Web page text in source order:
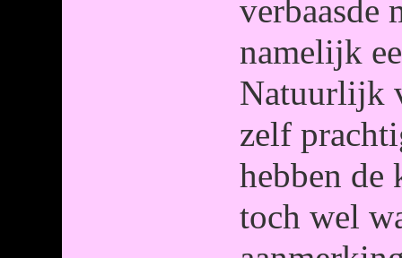
verbaasde
namelijk
Natuurlijk
zelf
hebben de
toch wel